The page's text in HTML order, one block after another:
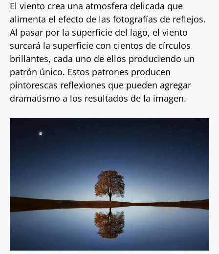
El viento crea una atmosfera delicada que
alimenta el efecto de las fotografías de reflejos.
Al pasar por la superficie del lago, el viento
surcará la superficie con cientos de círculos
brillantes, cada uno de ellos produciendo un
patrón único. Estos patrones producen
pintorescas reflexiones que pueden agregar
dramatismo a los resultados de la imagen.